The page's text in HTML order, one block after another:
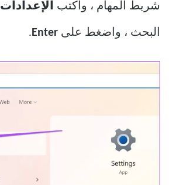
شريط المهام ، واكتب الإعدادات
البحث ، واضغط على Enter
.